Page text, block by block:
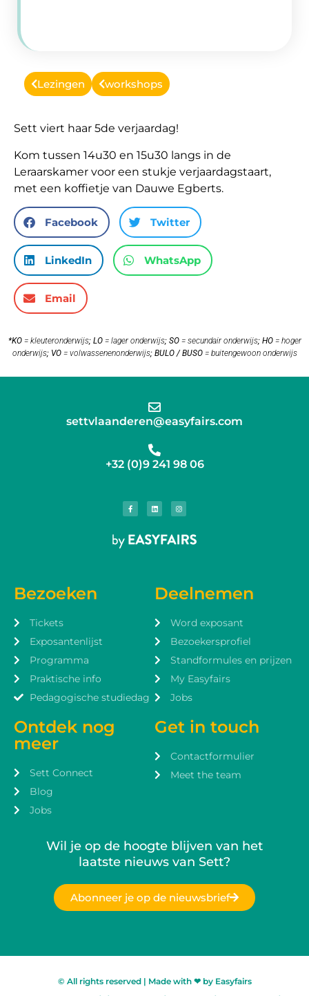
Lezingen workshops
Sett viert haar 5de verjaardag!
Kom tussen 14u30 en 15u30 langs in de
Leraarskamer voor een stukje verjaardagstaart,
met een koffietje van Dauwe Egberts.
Facebook Twitter
LinkedIn WhatsApp
Email
*KO = kleuteronderwijs; LO = lager onderwijs; SO = secundair onderwijs; HO = hoger
onderwijs; VO= volwassenenonderwijs; BULO / BUSO = buitengewoon onderwijs
settvlaanderen@easyfairs.com
+32 (0)9 241 98 06
Bezoeken
Tickets
Exposantenlijst
Programma
Praktische info
Pedagogische studiedag
Ontdek nog
meer
Sett Connect
Blog
Jobs
Deelnemen
Word exposant
Bezoekersprofiel
Standformules en prijzen
My Easyfairs
Jobs
Get in touch
Contactformulier
Meet the team
Wil je op de hoogte blijven van het
laatste nieuws van Sett?
Abonneer je op de nieuwsbrief
© All rights reserved | Made with ❤ by Easyfairs